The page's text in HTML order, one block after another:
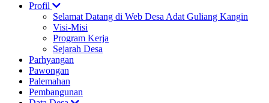
Profil
Selamat Datang di Web Desa Adat Guliang Kangin
Visi-Misi
Program Kerja
Sejarah Desa
Parhyangan
Pawongan
Palemahan
Pembangunan